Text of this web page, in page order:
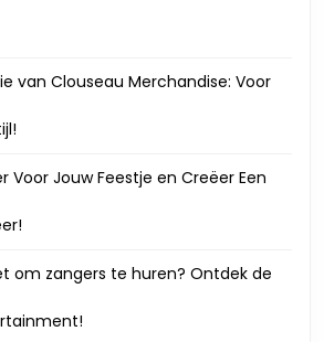
van Clouseau Merchandise: Voor
Voor Jouw Feestje en Creëer Een
om zangers te huren? Ontdek de